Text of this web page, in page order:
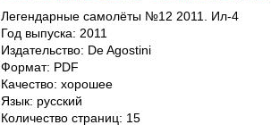
Легендарные самолёты №12 2011. Ил-4
Год выпуска: 2011
Издательство: De Agostini
Формат: PDF
Качество: хорошее
Язык: русский
Количество страниц: 15